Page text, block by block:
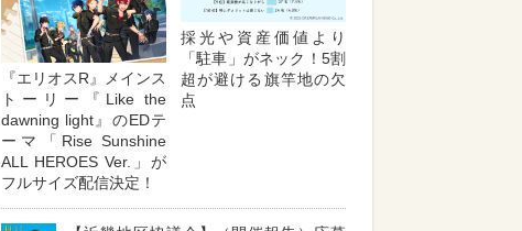
『エリオスR』メインス
トーリー『Like the
dawning light』のEDテ
ーマ「Rise Sunshine
ALL HEROES Ver.」が
フルサイズ配信決定！
採光や資産価値より
「駐車」がネック！5割
超が避ける旗竿地の欠
点